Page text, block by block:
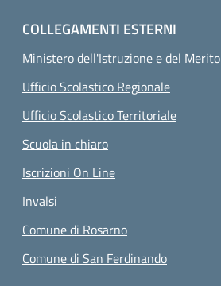
COLLEGAMENTI ESTERNI
Ministero dell'Istruzione e del Merito
Ufficio Scolastico Regionale
Ufficio Scolastico Territoriale
Scuola in chiaro
Iscrizioni On Line
Invalsi
Comune di Rosarno
Comune di San Ferdinando